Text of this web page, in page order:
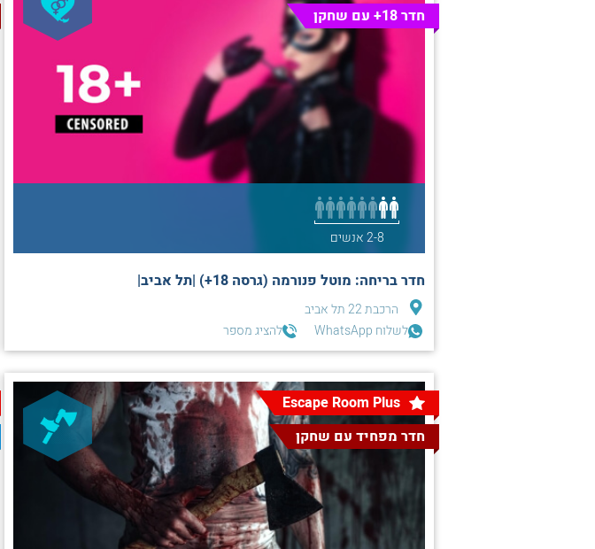
חדר 18+ עם שחקן
2-8 אנשים
חדר בריחה: מוטל פנורמה (גרסה 18+) |תל אביב|
הרכבת 22 תל אביב
לשלוח WhatsApp
להציג מספר
Escape Room Plus
חדר מפחיד עם שחקן